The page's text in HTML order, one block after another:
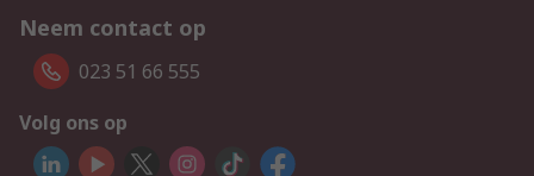
Neem contact op
023 51 66 555
Volg ons op